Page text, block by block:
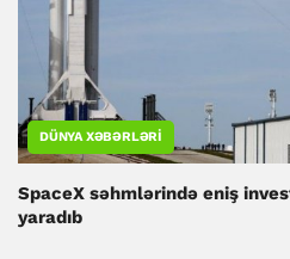
DÜNYA XƏBƏRLƏRI
SpaceX səhmlərində eniş
yaradıb